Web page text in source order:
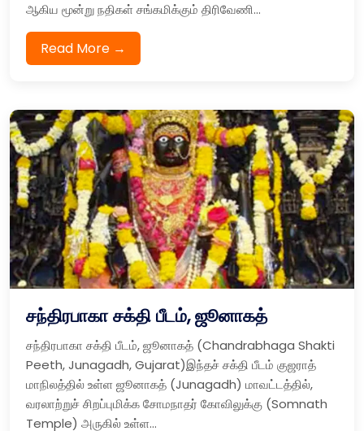
ஆகிய மூன்று நதிகள் சங்கமிக்கும் திரிவேணி...
Read More →
சந்திரபாகா சக்தி பீடம், ஜூனாகத்
சந்திரபாகா சக்தி பீடம், ஜூனாகத் (Chandrabhaga Shakti
Peeth, Junagadh, Gujarat)இந்தச் சக்தி பீடம் குஜராத்
மாநிலத்தில் உள்ள ஜூனாகத் (Junagadh) மாவட்டத்தில்,
வரலாற்றுச் சிறப்புமிக்க சோமநாதர் கோவிலுக்கு (Somnath
Temple) அருகில் உள்ள...